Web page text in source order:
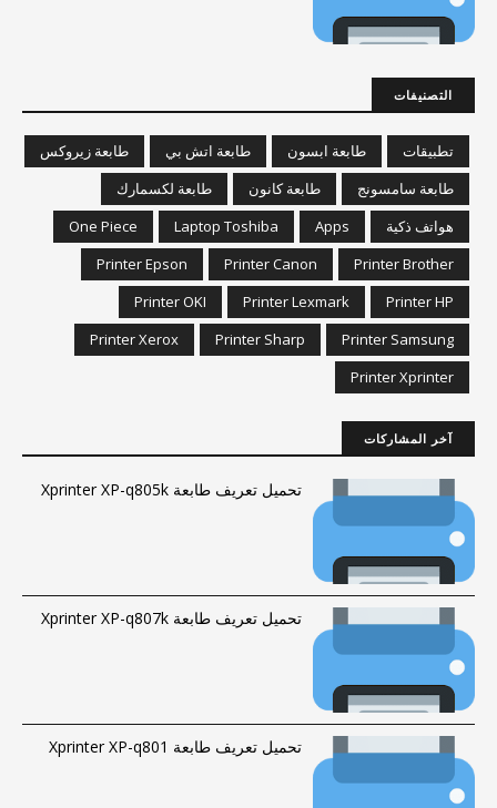
التصنيفات
تطبيقات طابعة ابسون طابعة اتش بي
طابعة زيروكس
طابعة سامسونج
طابعة كانون
طابعة لكسمارك
هواتف ذكية
Apps
Laptop Toshiba
One Piece
Printer Brother
Printer Canon
Printer Epson
Printer HP
Printer Lexmark
Printer OKI
Printer Samsung
Printer Sharp
Printer Xerox
Printer Xprinter
آخر المشاركات
تحميل تعريف طابعة Xprinter XP-q805k
تحميل تعريف طابعة Xprinter XP-q807k
تحميل تعريف طابعة Xprinter XP-q801